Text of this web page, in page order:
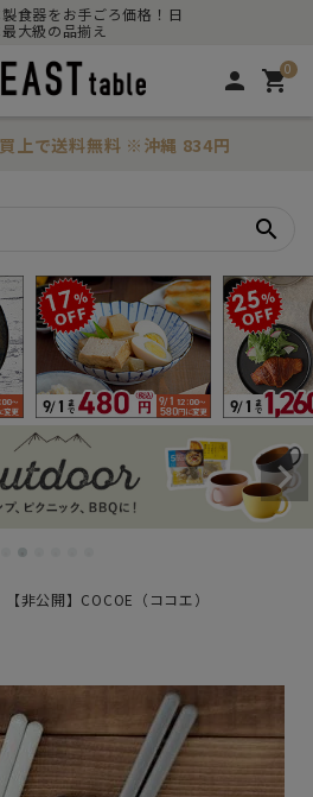
食器をお手ごろ価格！日
大級の品揃え
person 0
shopping_cart
上で送料無料 ※沖縄 834円
search
【非公開】COCOE（ココエ）